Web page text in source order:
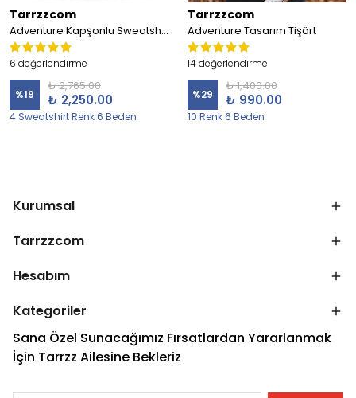
Tarrzzcom
Adventure Kapşonlu Sweatshirt
6 değerlendirme
%19
₺ 2,765.00
₺ 2,250.00
4 Sweatshirt Renk 6 Beden
Tarrzzcom
Adventure Tasarım Tişört
14 değerlendirme
%29
₺ 1,400.00
₺ 990.00
10 Renk 6 Beden
Kurumsal
Tarrzzcom
Hesabım
Kategoriler
Sana Özel Sunacağımız Fırsatlardan Yararlanmak
İçin Tarrzz Ailesine Bekleriz